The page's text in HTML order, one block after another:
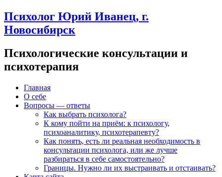
Психолог Юрий Иванец, г.
Новосибирск
Психологические консультации и
психотерапия
Главная
О себе
Вопросы — ответы
Как выбрать психолога?
К кому пойти на приём: к психологу,
психоаналитику, психотерапевту?
Как понять, есть ли реальная необходимость в
консультации психолога, или же лучше
разбираться в себе самостоятельно?
Границы. Нужно ли их выстраивать и отстаивать?